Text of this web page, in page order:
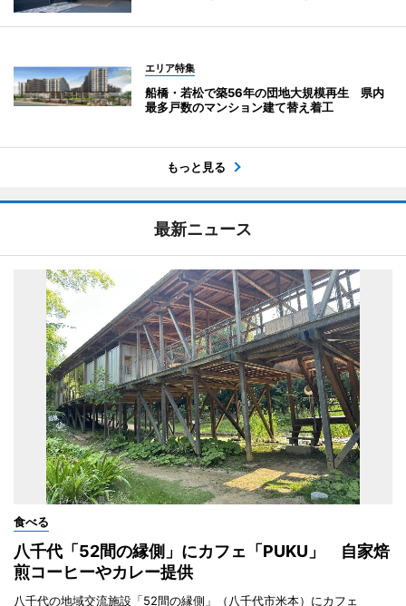
エリア特集
船橋・若松で築56年の団地大規模再生 県内
最多戸数のマンション建て替え着工
もっと見る
最新ニュース
食べる
八千代「52間の縁側」にカフェ「PUKU」 自家焙
煎コーヒーやカレー提供
八千代の地域交流施設「52間の縁側」（八千代市米本）にカフェ